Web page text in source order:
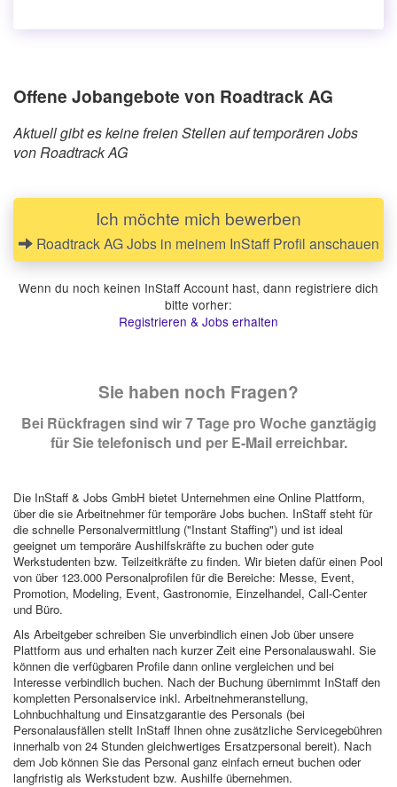
Offene Jobangebote von Roadtrack AG
Aktuell gibt es keine freien Stellen auf temporären Jobs
von Roadtrack AG
Ich möchte mich bewerben
Roadtrack AG Jobs in meinem InStaff Profil anschauen
Wenn du noch keinen InStaff Account hast, dann registriere dich
bitte vorher:
Registrieren & Jobs erhalten
Sie haben noch Fragen?
Bei Rückfragen sind wir 7 Tage pro Woche ganztägig
für Sie telefonisch und per E-Mail erreichbar.
Die InStaff & Jobs GmbH bietet Unternehmen eine Online Plattform,
über die sie Arbeitnehmer für temporäre Jobs buchen. InStaff steht für
die schnelle Personalvermittlung ("Instant Staffing") und ist ideal
geeignet um temporäre Aushilfskräfte zu buchen oder gute
Werkstudenten bzw. Teilzeitkräfte zu finden. Wir bieten dafür einen Pool
von über 123.000 Personalprofilen für die Bereiche: Messe, Event,
Promotion, Modeling, Event, Gastronomie, Einzelhandel, Call-Center
und Büro.
Als Arbeitgeber schreiben Sie unverbindlich einen Job über unsere
Plattform aus und erhalten nach kurzer Zeit eine Personalauswahl. Sie
können die verfügbaren Profile dann online vergleichen und bei
Interesse verbindlich buchen. Nach der Buchung übernimmt InStaff den
kompletten Personalservice inkl. Arbeitnehmeranstellung,
Lohnbuchhaltung und Einsatzgarantie des Personals (bei
Personalausfällen stellt InStaff Ihnen ohne zusätzliche Servicegebühren
innerhalb von 24 Stunden gleichwertiges Ersatzpersonal bereit). Nach
dem Job können Sie das Personal ganz einfach erneut buchen oder
langfristig als Werkstudent bzw. Aushilfe übernehmen.